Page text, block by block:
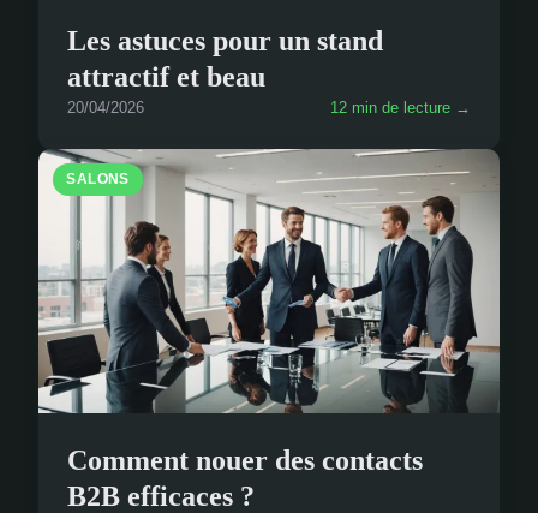
Les astuces pour un stand
attractif et beau
20/04/2026 12 min de lecture →
SALONS
Comment nouer des contacts
B2B efficaces ?